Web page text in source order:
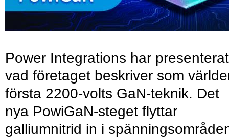
Power Integrations har presenterat
vad företaget beskriver som
första 2200-volts GaN-teknik. Det
nya PowiGaN-steget flyttar
galliumnitrid in i